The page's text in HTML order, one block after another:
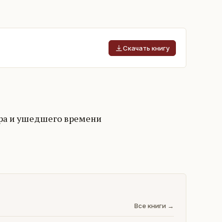
Скачать книгу
и ушедшего времени
Все книги →